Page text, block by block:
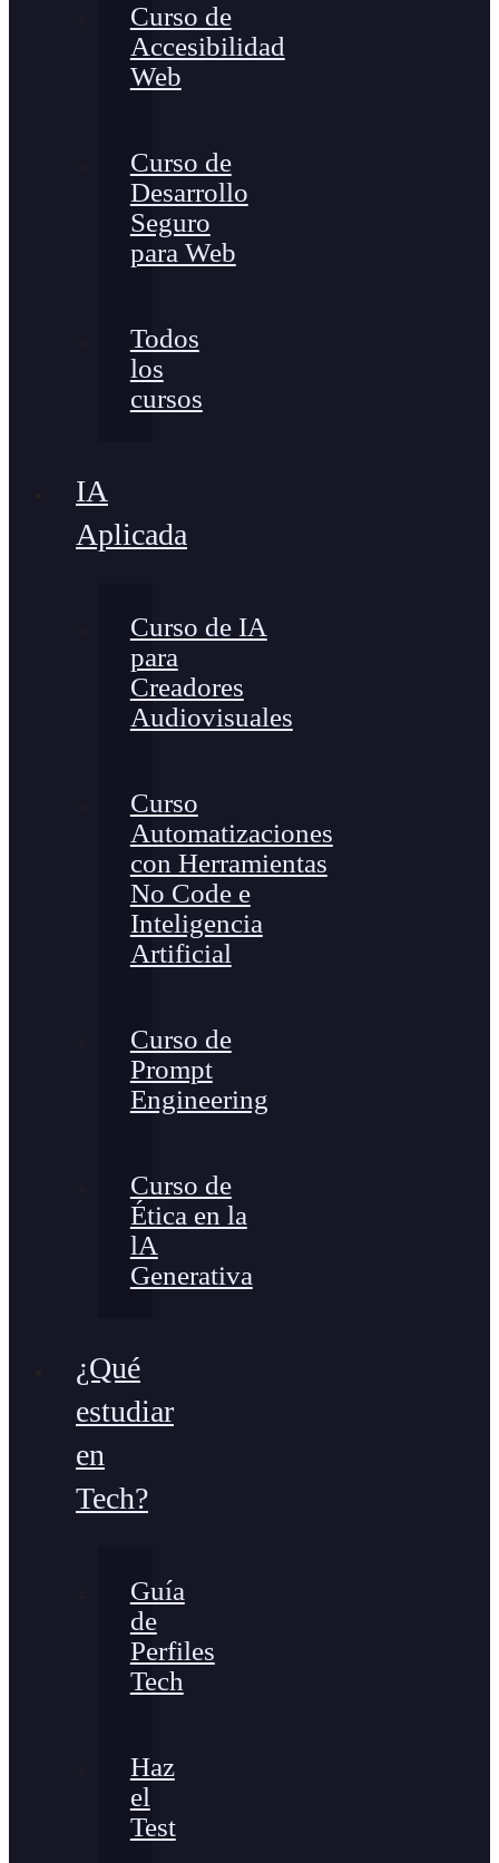
Curso de
Accesibilidad
Web
Curso de
Desarrollo
Seguro
para Web
Todos
los
cursos
IA
Aplicada
Curso de IA
para
Creadores
Audiovisuales
Curso
Automatizaciones
con Herramientas
No Code e
Inteligencia
Artificial
Curso de
Prompt
Engineering
Curso de
Ética en la
lA
Generativa
¿Qué
estudiar
en
Tech?
Guía
de
Perfiles
Tech
Haz
el
Test